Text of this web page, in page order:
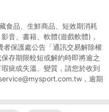
食品、生鮮商品、短效期消耗
音、書籍、軟體(遊戲軟體)，
保護處公告「通訊交易解除權
存期限較短或解約時即將逾之
疵或失溫、變質，請您於收到
，逾期